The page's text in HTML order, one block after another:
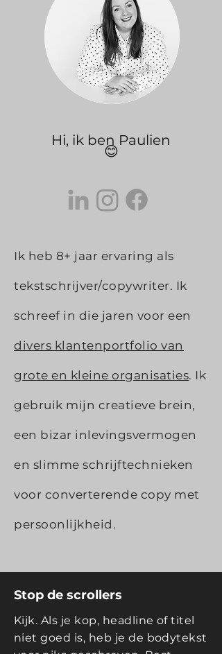
Hi, ik ben Paulien
😊
Ik heb 8+ jaar ervaring als
tekstschrijver/copywriter. Ik
schreef in die jaren voor een
divers klantenportfolio van
grote en kleine organisaties. Ik
gebruik mijn creatieve brein,
een bizar inlevingsvermogen
en slimme schrijftechnieken
voor converterende copy met
persoonlijkheid.
Stop de scrollers
Kijk. Als je kop, headline of titel
niet goed is, heb je de bodytekst